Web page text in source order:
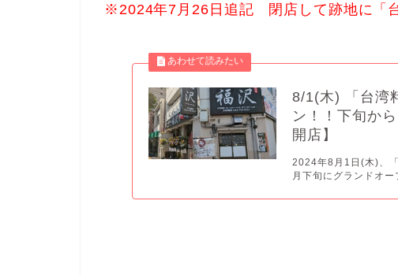
※2024年7月26日追記 閉店して跡地に「
8/1(木) 「台湾
ン！！下旬か
開店】
2024年8月1日(木)、
月下旬にグランドオー